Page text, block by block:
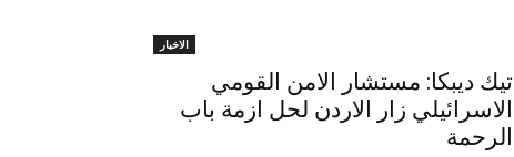
الاخبار
تيك ديبكا: مستشار الامن القومي
الاسرائيلي زار الاردن لحل ازمة باب
الرحمة